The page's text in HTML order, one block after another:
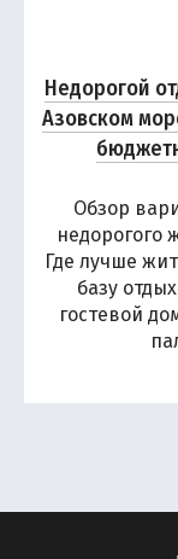
Недорогой
Азовском
Обзор
недорогого
Где лучше
базу
гостевой